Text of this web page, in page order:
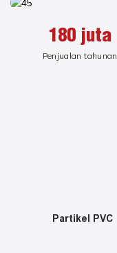
180 juta
Penjualan tahunan
Partikel PVC